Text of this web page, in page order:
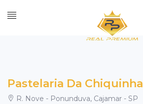
Pastelaria Da Chiquinha
R. Nove - Ponunduva, Cajamar - SP